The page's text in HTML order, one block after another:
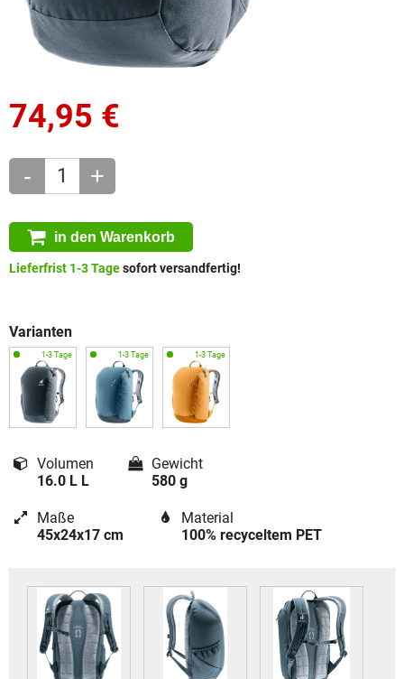
74,95 €
- +
in den Warenkorb
Lieferfrist 1-3 Tagesofort versandfertig!
Varianten
Volumen
16.0 L L
Gewicht
580 g
Maße
45x24x17 cm
Material
100% recyceltem PET